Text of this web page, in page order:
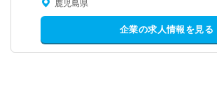
鹿児島県
企業の求人情報を見る